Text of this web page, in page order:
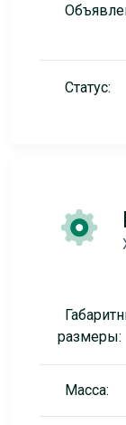
Статус:
размеры:
Масса: